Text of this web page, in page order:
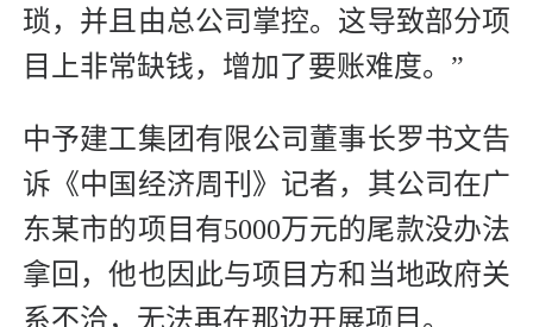
琐，并且由总公司掌控。这导致部分项
目上非常缺钱，增加了要账难度。”
中予建工集团有限公司董事长罗书文告
诉《中国经济周刊》记者，其公司在广
东某市的项目有5000万元的尾款没办法
拿回，他也因此与项目方和当地政府关
系不洽，无法再在那边开展项目。